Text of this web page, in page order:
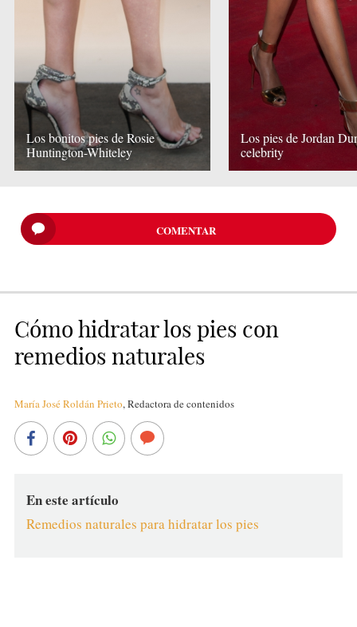
Los bonitos pies de Rosie
Huntington-Whiteley
Los pies de Jordan
celebrity
COMENTAR
Cómo hidratar los pies con
remedios naturales
María José Roldán Prieto,Redactora de contenidos
En este artículo
Remedios naturales para hidratar los pies